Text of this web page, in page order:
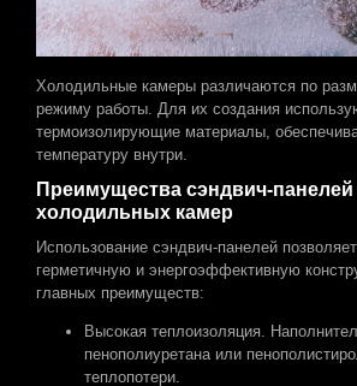
Холодильные камеры различаются по
режиму работы. Для их создания
термоизолирующие материалы,
температуру внутри.
Преимущества сэндвич-панелей
холодильных камер
Использование сэндвич-панелей
герметичную и энергоэффективную
главных преимуществ:
Высокая теплоизоляция.
пенополиуретана или
теплопотери.